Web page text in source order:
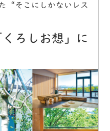
“そこにしかないレス
ろしお想」に